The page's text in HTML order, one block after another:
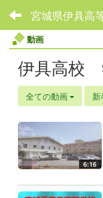
宮城県伊具高
動画
伊具高校
全ての動画
6:16